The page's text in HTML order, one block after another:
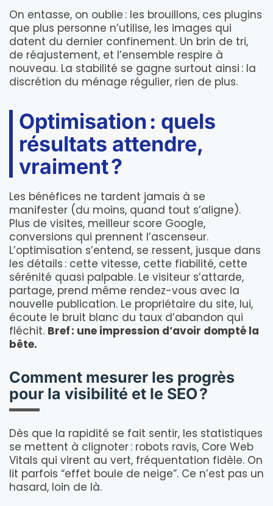
On entasse, on oublie : les brouillons, ces plugins
que plus personne n’utilise, les images qui
datent du dernier confinement. Un brin de tri,
de réajustement, et l’ensemble respire à
nouveau. La stabilité se gagne surtout ainsi : la
discrétion du ménage régulier, rien de plus.
Optimisation : quels
résultats attendre,
vraiment ?
Les bénéfices ne tardent jamais à se
manifester (du moins, quand tout s’aligne).
Plus de visites, meilleur score Google,
conversions qui prennent l’ascenseur.
L’optimisation s’entend, se ressent, jusque dans
les détails : cette vitesse, cette fiabilité, cette
sérénité quasi palpable. Le visiteur s’attarde,
partage, prend même rendez-vous avec la
nouvelle publication. Le propriétaire du site, lui,
écoute le bruit blanc du taux d’abandon qui
fléchit. Bref : une impression d’avoir dompté la
bête.
Comment mesurer les progrès
pour la visibilité et le SEO ?
Dès que la rapidité se fait sentir, les statistiques
se mettent à clignoter : robots ravis, Core Web
Vitals qui virent au vert, fréquentation fidèle. On
lit parfois “effet boule de neige”. Ce n’est pas un
hasard, loin de là.